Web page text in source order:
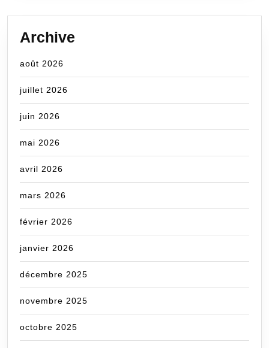
Archive
août 2026
juillet 2026
juin 2026
mai 2026
avril 2026
mars 2026
février 2026
janvier 2026
décembre 2025
novembre 2025
octobre 2025